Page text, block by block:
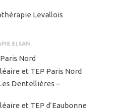
Levallois
ELSAN
Nord
et TEP Paris Nord
Dentellières –
et TEP d’Eaubonne